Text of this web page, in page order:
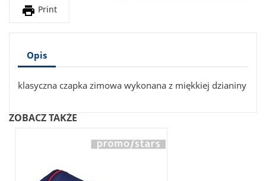
 Print
Opis
klasyczna czapka zimowa wykonana z miękkiej dzianiny
ZOBACZ TAKŻE